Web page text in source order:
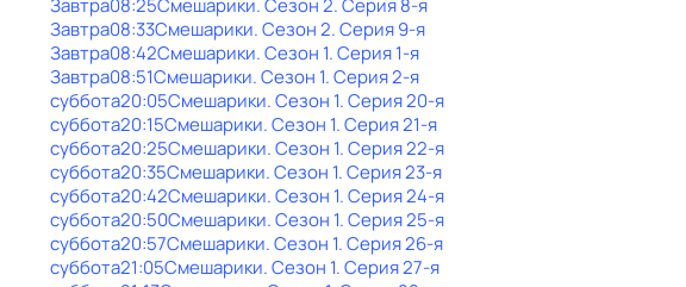
Завтра08:25Смешарики. Сезон 2. Серия 8-я
Завтра08:33Смешарики. Сезон 2. Серия 9-я
Завтра08:42Смешарики. Сезон 1. Серия 1-я
Завтра08:51Смешарики. Сезон 1. Серия 2-я
суббота20:05Смешарики. Сезон 1. Серия 20-я
суббота20:15Смешарики. Сезон 1. Серия 21-я
суббота20:25Смешарики. Сезон 1. Серия 22-я
суббота20:35Смешарики. Сезон 1. Серия 23-я
суббота20:42Смешарики. Сезон 1. Серия 24-я
суббота20:50Смешарики. Сезон 1. Серия 25-я
суббота20:57Смешарики. Сезон 1. Серия 26-я
суббота21:05Смешарики. Сезон 1. Серия 27-я